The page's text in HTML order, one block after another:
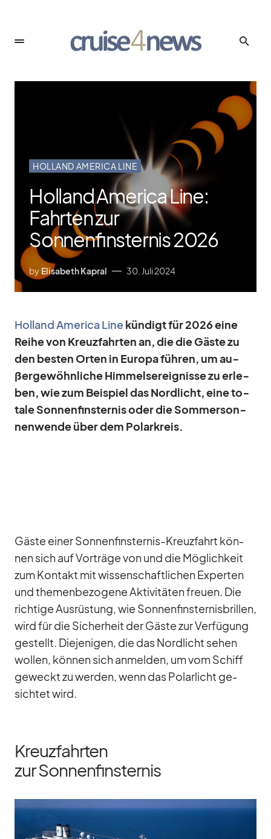
HOLLAND AMERICA LINE
Holland America Line:
Fahrten zur
Sonnenfinsternis 2026
by Elisabeth Kapral 30. Juli 2024
Hol­land Ame­rica Linekün­digt für 2026 eine
Reihe von Kreuz­fahr­ten an, die die Gäste zu
den bes­ten Or­ten in Eu­ropa füh­ren, um au­
ßer­ge­wöhn­li­che Him­mels­er­eig­nisse zu er­le­
ben, wie zum Bei­spiel das Nord­licht, eine to­
tale Son­nen­fins­ter­nis oder die Som­mer­son­
nen­wende über dem Po­lar­kreis.
Gäste ei­ner Son­nen­fins­ter­nis-Kreuz­fahrt kön­
nen sich auf Vor­träge von und die Mög­lich­keit
zum Kon­takt mit wis­sen­schaft­li­chen Ex­per­ten
und the­men­be­zo­gene Ak­ti­vi­tä­ten freuen. Die
rich­tige Aus­rüs­tung, wie Son­nen­fins­ter­nis­bril­len,
wird für die Si­cher­heit der Gäste zur Ver­fü­gung
ge­stellt. Die­je­ni­gen, die das Nord­licht se­hen
wol­len, kön­nen sich an­mel­den, um vom Schiff
ge­weckt zu wer­den, wenn das Po­lar­licht ge­
sich­tet wird.
Kreuzfahrten
zur Sonnenfinsternis